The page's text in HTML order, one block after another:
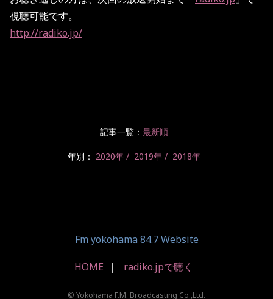
視聴可能です。
http://radiko.jp/
記事一覧： 最新順
年別： 2020年 2019年 2018年
Fm yokohama 84.7 Website
HOME radiko.jpで聴く
© Yokohama F.M. Broadcasting Co.,Ltd.